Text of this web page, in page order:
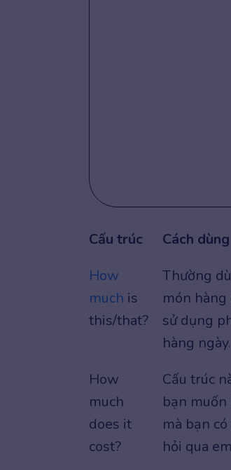
Cấu trúc Cách dùng
How
much is
this/that?
Thường
món hàng
sử dụng
hàng ngày.
How
much
does it
cost?
Cấu trúc
bạn muốn
mà bạn
hỏi qua